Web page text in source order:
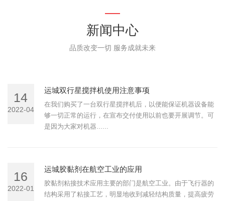
新闻中心
品质改变一切 服务成就未来
14
2022-04
运城双行星搅拌机使用注意事项
在我们购买了一台双行星搅拌机后，以便能保证机器设备能
够一切正常的运行，在宣布交付使用以前也要开展调节。可
是因为大家对机器......
16
2022-01
运城胶黏剂在航空工业的应用
胶黏剂粘接技术应用主要的部门是航空工业。由于飞行器的
结构采用了粘接工艺，明显地收到减轻结构质量，提高疲劳